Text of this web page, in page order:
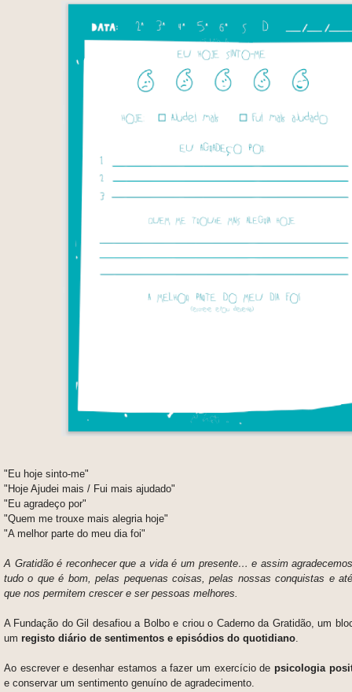
"Eu hoje sinto-me"
"Hoje Ajudei mais / Fui mais ajudado"
"Eu agradeço por"
"Quem me trouxe mais alegria hoje"
"A melhor parte do meu dia foi"
A Gratidão é reconhecer que a vida é um presente… e assim
tudo o que é bom, pelas pequenas coisas, pelas nossas conquistas e
que nos permitem crescer e ser pessoas melhores.
A Fundação do Gil desafiou a Bolboe criou o Caderno da Gratidão, um
um registo diário de sentimentos e episódios do quotidiano
Ao escrever e desenhar estamos a fazer um exercício depsicologia
e conservar um sentimento genuíno de agradecimento.